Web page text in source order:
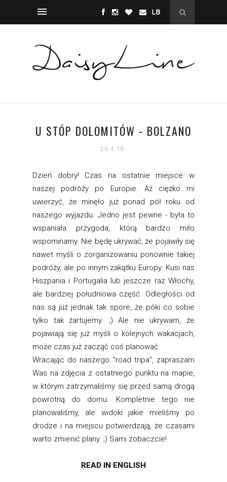
U STÓP DOLOMITÓW - BOLZANO
26.4.18
Dzień dobry! Czas na ostatnie miejsce w
naszej podróży po Europie. Aż ciężko mi
uwierzyć, że minęło już ponad pół roku od
naszego wyjazdu. Jedno jest pewne - była to
wspaniała przygoda, którą bardzo miło
wspominamy. Nie będę ukrywać, że pojawiły się
nawet myśli o zorganizowaniu ponownie takiej
podróży, ale po innym zakątku Europy. Kusi nas
Hiszpania i Portugalia lub jeszcze raz Włochy,
ale bardziej południowa część. Odległości od
nas są już jednak tak spore, że póki co sobie
tylko tak żartujemy. ;) Ale nie ukrywam, że
pojawiają się już myśli o kolejnych wakacjach,
może czas już zacząć coś planować.
Wracając do naszego "road tripa", zapraszam
Was na zdjęcia z ostatniego punktu na mapie,
w którym zatrzymaliśmy się przed samą drogą
powrotną do domu. Kompletnie tego nie
planowaliśmy, ale widoki jakie mieliśmy po
drodze i na miejscu potwierdzają, że czasami
warto zmienić plany. ;) Sami zobaczcie!
READ IN ENGLISH